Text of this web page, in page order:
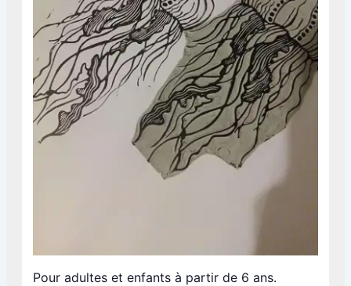
Pour adultes et enfants à partir de 6 ans.